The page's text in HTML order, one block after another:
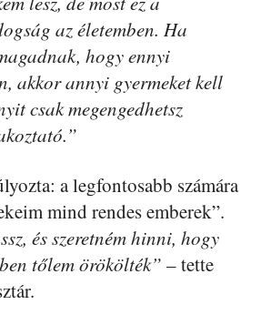
az életemben. Ha
hogy ennyi
akkor annyi gyermeket kell
csak megengedhetsz
a legfontosabb számára
mind rendes emberek”.
és szeretném hinni, hogy
tőlem örökölték” – tette